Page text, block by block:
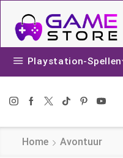
Playstation-Spellen
Home Avontuur